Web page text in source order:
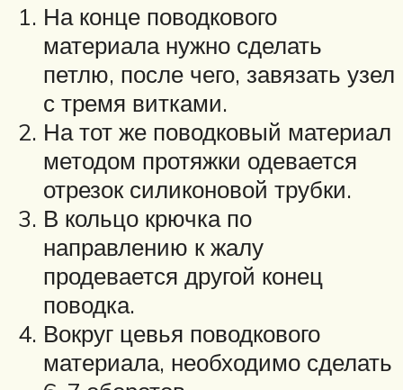
На конце поводкового
материала нужно сделать
петлю, после чего, завязать узел
с тремя витками.
На тот же поводковый материал
методом протяжки одевается
отрезок силиконовой трубки.
В кольцо крючка по
направлению к жалу
продевается другой конец
поводка.
Вокруг цевья поводкового
материала, необходимо сделать